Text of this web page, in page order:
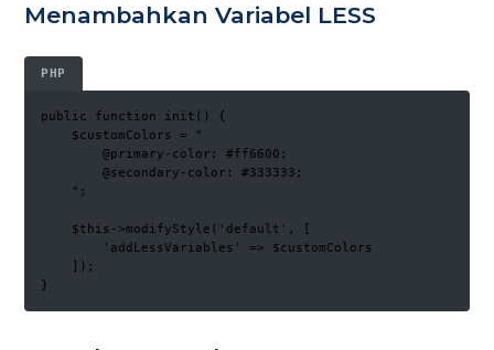
Menambahkan Variabel LESS
PHP
public function init() {
    $customColors = "
        @primary-color: #ff6600;
        @secondary-color: #333333;
    ";
    $this->modifyStyle('default', [
        'addLessVariables' => $customColors
    ]);
}